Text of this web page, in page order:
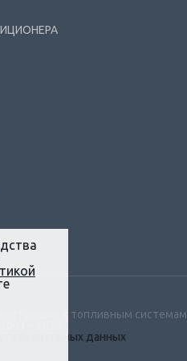
к топливным системам
– 2025
персональных данных